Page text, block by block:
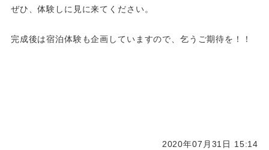
ぜひ、体験しに見に来てください。
完成後は宿泊体験も企画していますので、乞うご期待を！！
2020年07月31日 15:14